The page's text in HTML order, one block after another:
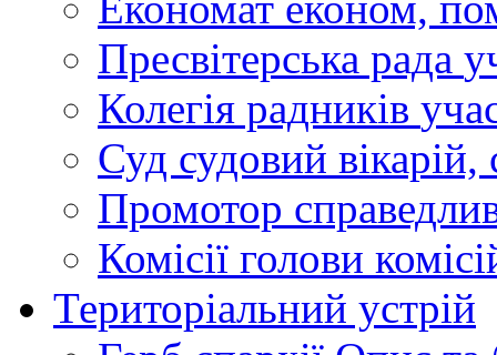
Пресвітерська рада
Колегія радників
Суд судовий вікарій,
Промотор
Комісії голови
Територіальний устрій